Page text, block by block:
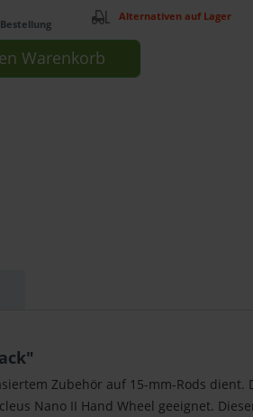
Alternativen auf Lager
Warenkorb
Zubehör auf 15-mm-Rods dient.
Nano II Hand Wheel geeignet.